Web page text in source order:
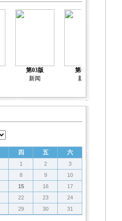
第03版
新闻
第04版
新闻
四 五 六
1 2
3
8 9
10
15 16
17
22 23
24
29 30 31